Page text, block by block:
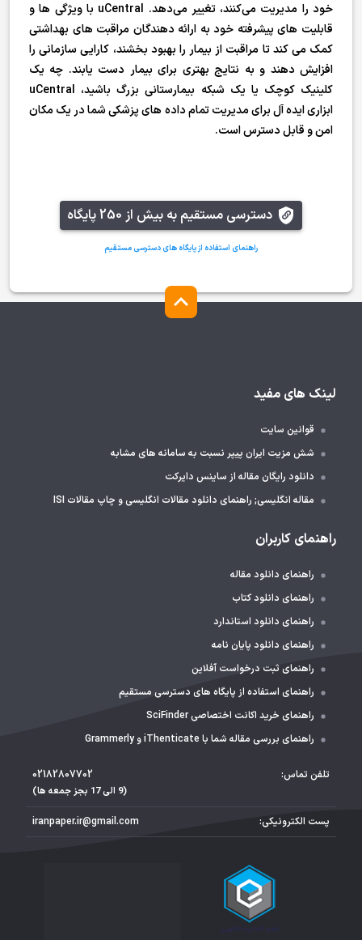
خود را مدیریت می‌کنند، تغییر می‌دهد. uCentral با ویژگی ها و
قابلیت های پیشرفته خود به ارائه دهندگان مراقبت های بهداشتی
کمک می کند تا مراقبت از بیمار را بهبود بخشند، کارایی سازمانی را
افزایش دهند و به نتایج بهتری برای بیمار دست یابند. چه یک
کلینیک کوچک یا یک شبکه بیمارستانی بزرگ باشید، uCentral
ابزاری ایده آل برای مدیریت تمام داده های پزشکی شما در یک مکان
امن و قابل دسترس است.
دسترسی مستقیم به بیش از 250 پایگاه
راهنمای استفاده از پایگاه های دسترسی مستقیم
لینک های مفید
قوانین سایت
شش مزیت ایران پیپر نسبت به سامانه های مشابه
دانلود رایگان مقاله از ساینس دایرکت
مقاله انگلیسی; راهنمای دانلود مقالات انگلیسی و چاپ مقالات ISI
راهنمای کاربران
راهنمای دانلود مقاله
راهنمای دانلود کتاب
راهنمای دانلود استاندارد
راهنمای دانلود پایان نامه
راهنمای ثبت درخواست آفلاین
راهنمای استفاده از پایگاه های دسترسی مستقیم
راهنمای خرید اکانت اختصاصی SciFinder
راهنمای بررسی مقاله شما با iThenticate و Grammerly
تلفن تماس: 02182807702
(9 الی 17 بجز جمعه ها)
پست الکترونیکی: iranpaper.ir@gmail.com